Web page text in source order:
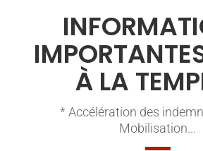
À LA
* Accélération des
Mobilisation...